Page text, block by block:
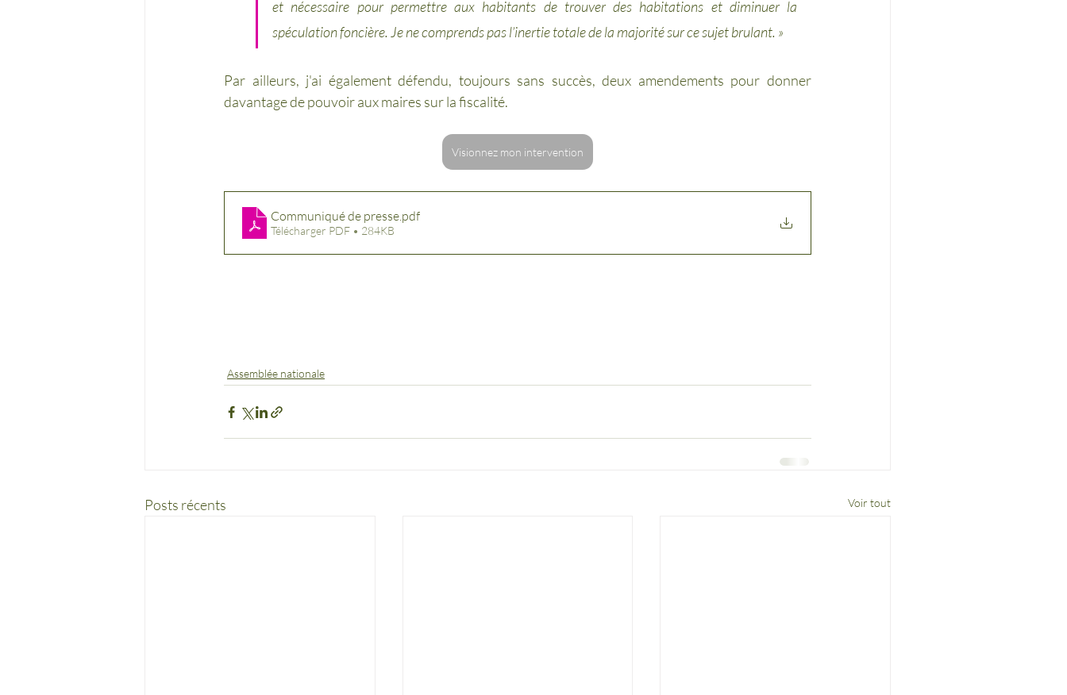
et nécessaire pour permettre aux habitants de trouver des habitations et diminuer la
spéculation foncière. Je ne comprends pas l’inertie totale de la majorité sur ce sujet brulant. »
Par ailleurs, j'ai également défendu, toujours sans succès, deux amendements pour donner
davantage de pouvoir aux maires sur la fiscalité.
Visionnez mon intervention
Communiqué de presse.pdf
Télécharger PDF • 284KB
Assemblée nationale
Posts récents Voir tout